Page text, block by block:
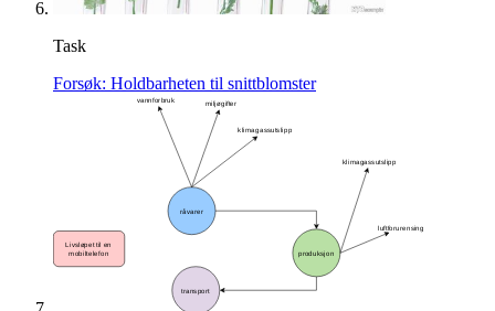
Task
Forsøk: Holdbarheten til snittblomster